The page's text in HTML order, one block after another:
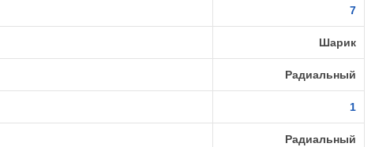
7
Шарик
Радиальный
1
Радиальный